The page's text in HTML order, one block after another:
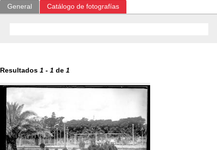
General Catálogo de fotografías
Resultados 1 - 1 de 1